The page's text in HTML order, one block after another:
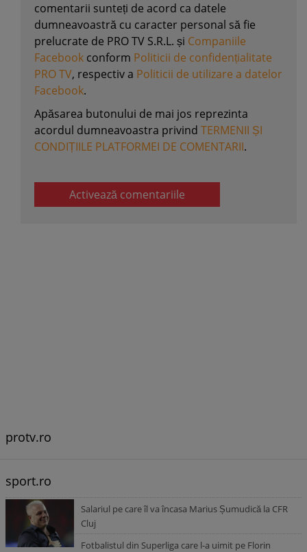
comentarii sunteți de acord ca datele
dumneavoastră cu caracter personal să fie
prelucrate de PRO TV S.R.L. și Companiile
Facebook conform Politicii de confidențialitate
PRO TV, respectiv a Politicii de utilizare a datelor
Facebook.
Apăsarea butonului de mai jos reprezinta
acordul dumneavoastra privind TERMENII ȘI
CONDIȚIILE PLATFORMEI DE COMENTARII.
Activează comentariile
protv.ro
sport.ro
Salariul pe care îl va încasa Marius Șumudică la CFR
Cluj
Fotbalistul din Superliga care l-a uimit pe Florin